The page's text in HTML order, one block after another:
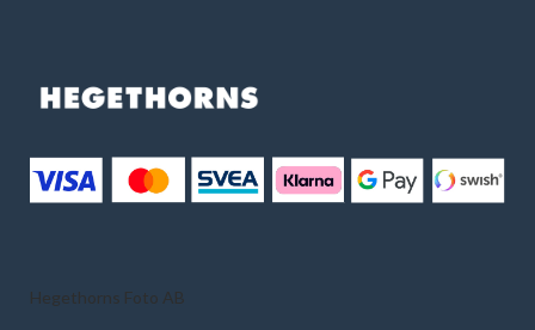
Hegethorns Foto AB